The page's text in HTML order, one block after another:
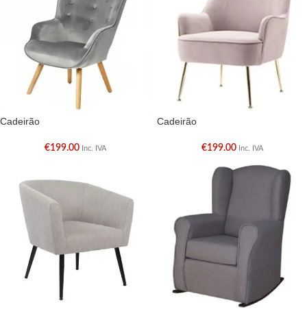
Cadeirão
€199.00 Inc. IVA
Cadeirão
€199.00 Inc. IVA